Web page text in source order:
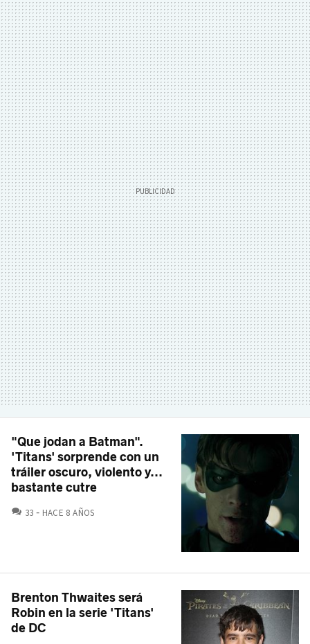
"Que jodan a Batman".
'Titans' sorprende con un
tráiler oscuro, violento y...
bastante cutre
33 COMENTARIOS
HACE 8 AÑOS
Brenton Thwaites será
Robin en la serie 'Titans'
de DC